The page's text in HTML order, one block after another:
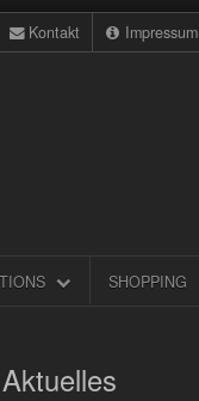
Kontakt Impressum
SHOPPING
Aktuelles